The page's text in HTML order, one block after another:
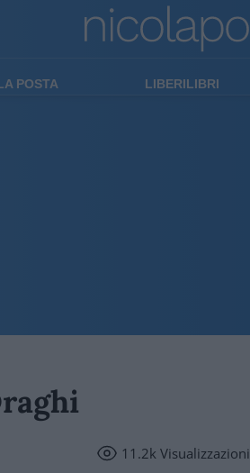
POSTA LIBERILIBRI
11.2kVisualizzazioni